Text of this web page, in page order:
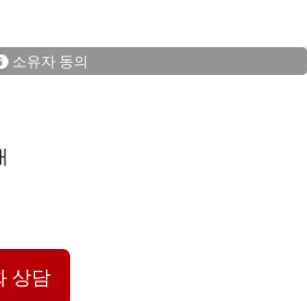
소유자 동의
상담